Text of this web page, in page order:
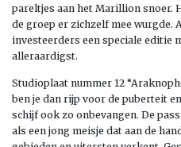
pareltjes aan het Marillion snoer.
de groep er zichzelf mee wurgde.
investeerders een speciale editie
alleraardigst.
Studioplaat nummer 12
ben je dan rijp voor de puberteit
schijf ook zo onbevangen. De
als een jong meisje dat aan de